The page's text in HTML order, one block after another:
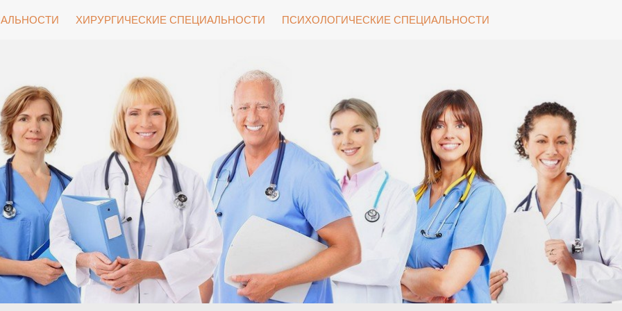
ХИРУРГИЧЕСКИЕ СПЕЦИАЛЬНОСТИ ПСИХОЛОГИЧЕСКИЕ СПЕЦИАЛЬНОСТИ